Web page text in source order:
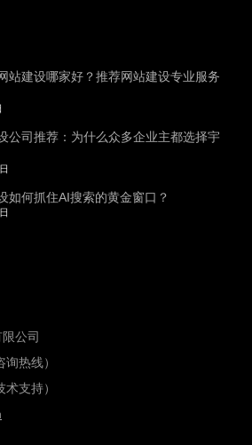
站建设哪家好？推荐网站建设专业服务
公司推荐：为什么众多企业主都选择宇
如何抓住AI搜索的黄金窗口？
公司
热线）
支持）